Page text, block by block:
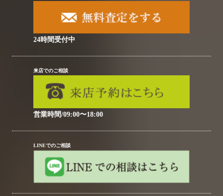
24時間受付中
来店でのご相談
営業時間/09:00〜18:00
LINEでのご相談